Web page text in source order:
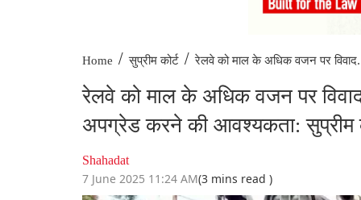
Home / सुप्रीम कोर्ट / रेलवे को माल के अधिक वजन पर
रेलवे को माल के अधिक वजन पर
अपग्रेड करने की आवश्यकता: सुप्रीम
Shahadat
7 June 2025 11:24 AM(3 mins read )